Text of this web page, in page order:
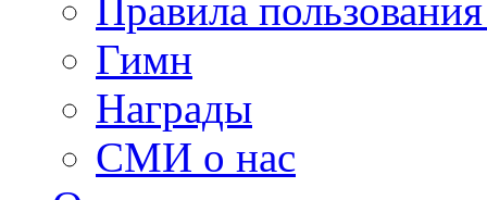
Правила
Гимн
Награды
СМИ о нас